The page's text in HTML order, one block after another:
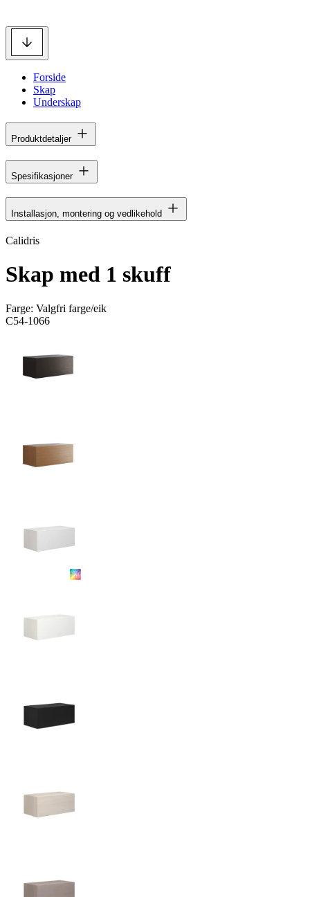
Forside
Skap
Underskap
Produktdetaljer
Spesifikasjoner
Installasjon, montering og vedlikehold
Calidris
Skap med 1 skuff
Farge: Valgfri farge/eik
C54-1066